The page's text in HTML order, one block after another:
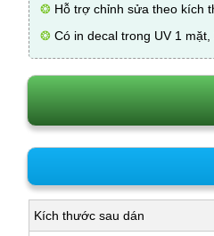
❂ Hỗ trợ chỉnh sửa theo kích
❂ Có in decal trong UV 1
Kích thước sau dán